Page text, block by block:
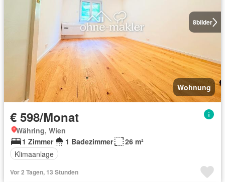
8bilder
Wohnung
€ 598/Monat
Währing, Wien
1 Zimmer
1 Badezimmer
26 m²
Klimaanlage
Vor 2 Tagen, 13 Stunden